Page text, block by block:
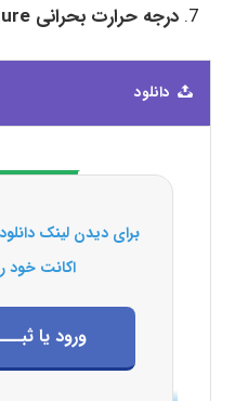
درجه حرارت بحرانی Critieal Temperature
دانلود
برای دیدن لینک
اکانت خود
ورود یا